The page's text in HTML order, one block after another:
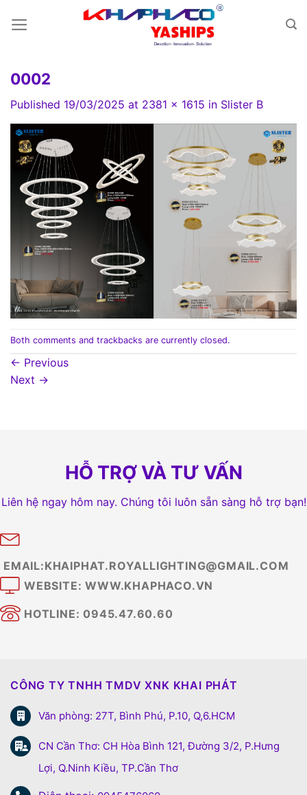
0002
Published 19/03/2025 at 2381 × 1615 in Slister B
Both comments and trackbacks are currently closed.
← Previous
Next →
HỖ TRỢ VÀ TƯ VẤN
Liên hệ ngay hôm nay. Chúng tôi luôn sẵn sàng hỗ trợ bạn!
EMAIL:KHAIPHAT.ROYALLIGHTING@GMAIL.COM
WEBSITE: WWW.KHAPHACO.VN
HOTLINE: 0945.47.60.60
CÔNG TY TNHH TMDV XNK KHAI PHÁT
Văn phòng: 27T, Bình Phú, P.10, Q,6.HCM
CN Cần Thơ: CH Hòa Bình 121, Đường 3/2, P.Hưng
Lợi, Q.Ninh Kiều, TP.Cần Thơ